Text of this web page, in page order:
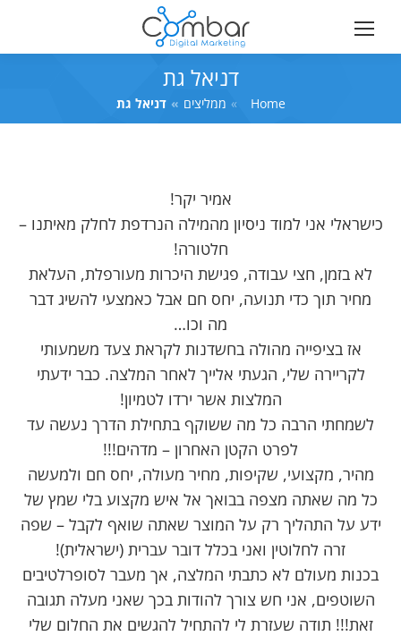
דניאל גת
You are here:
Home ממליצים דניאל גת
אמיר יקר!
כישראלי אני למוד ניסיון מהמילה הנרדפת לחלק מאיתנו –
חלטורה!
לא בזמן, חצי עבודה, פגישת היכרות מעורפלת, העלאת
מחיר תוך כדי תנועה, יחס חם אבל כאמצעי להשיג דבר
מה וכו…
אז בציפייה מהולה בחשדנות לקראת צעד משמעותי
לקריירה שלי, הגעתי אלייך לאחר המלצה. כבר ידעתי
המלצות אשר ירדו לטמיון!
לשמחתי הרבה כל מה ששוקף בתחילת הדרך נעשה עד
לפרט הקטן האחרון – מדהים!!!
מהיר, מקצועי, שקיפות, מחיר מעולה, יחס חם ולמעשה
כל מה שאתה מצפה בבואך אל איש מקצוע בלי שמץ של
ידע על התהליך רק על המוצר שאתה שואף לקבל – שפה
זרה לחלוטין ואני בכלל דובר עברית (ישראלית)!
בכנות מעולם לא כתבתי המלצה, אך מעבר לסופרלטיבים
השוטפים, אני חש צורך להודות בכך שאני מעלה תגובה
זאת!!! תודה שעזרת לי להתחיל להגשים את החלום שלי